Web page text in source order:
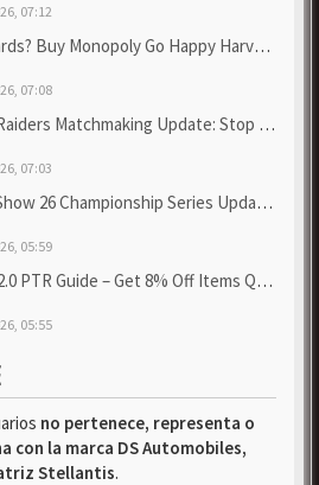
07:12
Monopoly Go Happy Harvest with Looney Tun...
07:08
Matchmaking Update: Stop Failed - Grab Bluep...
07:03
26 Championship Series Update! Get Cheap & ...
05:59
Guide – Get 8% Off Items Quickly to Test ...
05:55
no pertenece, representa o
con la marca DS Automobiles,
Stellantis.